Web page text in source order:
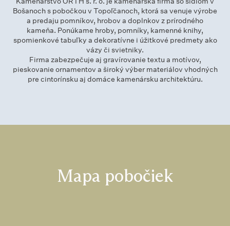
Bošanoch s pobočkou v Topoľčanoch, ktorá sa venuje výrobe
a predaju pomníkov, hrobov a doplnkov z prírodného
kameňa. Ponúkame hroby, pomníky, kamenné knihy,
spomienkové tabuľky a dekoratívne i úžitkové predmety ako
vázy či svietniky.
Firma zabezpečuje aj gravírovanie textu a motívov,
pieskovanie ornamentov a široký výber materiálov vhodných
pre cintorínsku aj domáce kamenársku architektúru.
Mapa pobočiek